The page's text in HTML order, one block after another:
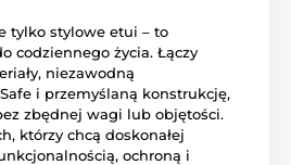
tylko stylowe etui – to
codziennego życia. Łączy
niezawodną
i przemyślaną konstrukcję,
zbędnej wagi lub objętości.
którzy chcą doskonałej
ochroną i